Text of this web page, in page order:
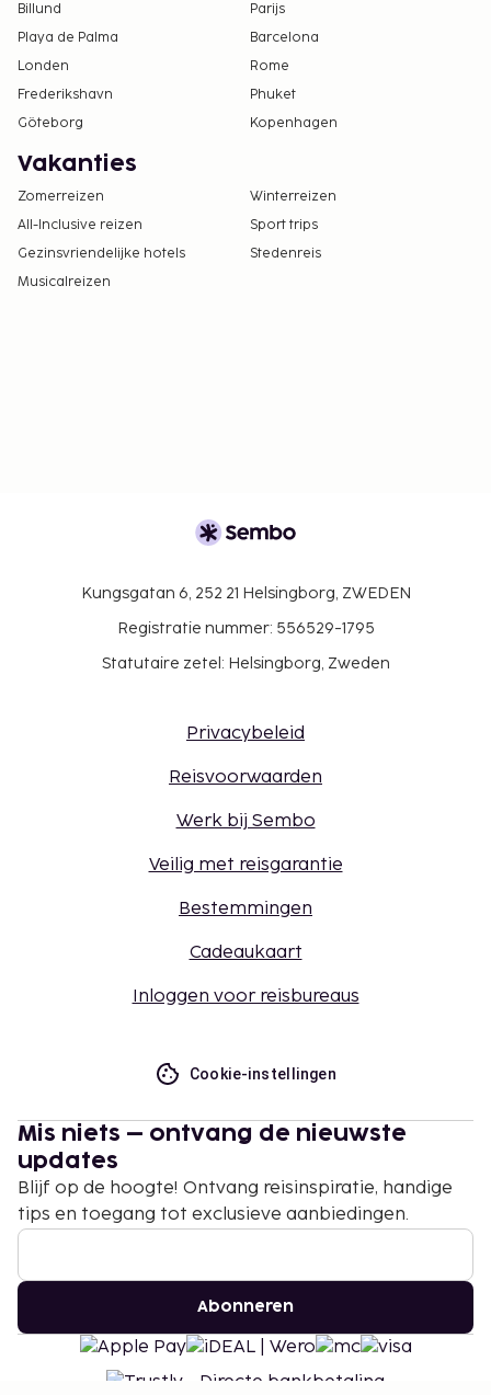
Billund
Parijs
Playa de Palma
Barcelona
Londen
Rome
Frederikshavn
Phuket
Göteborg
Kopenhagen
Vakanties
Zomerreizen
Winterreizen
All-Inclusive reizen
Sport trips
Gezinsvriendelijke hotels
Stedenreis
Musicalreizen
Kungsgatan 6, 252 21 Helsingborg, ZWEDEN
Registratie nummer: 556529-1795
Statutaire zetel: Helsingborg, Zweden
Privacybeleid
Reisvoorwaarden
Werk bij Sembo
Veilig met reisgarantie
Bestemmingen
Cadeaukaart
Inloggen voor reisbureaus
Cookie-instellingen
Mis niets – ontvang de nieuwste
updates
Blijf op de hoogte! Ontvang reisinspiratie, handige
tips en toegang tot exclusieve aanbiedingen.
Abonneren